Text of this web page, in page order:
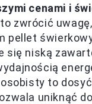
cenami i
zwrócić
pellet
się niską
to
uniknąć